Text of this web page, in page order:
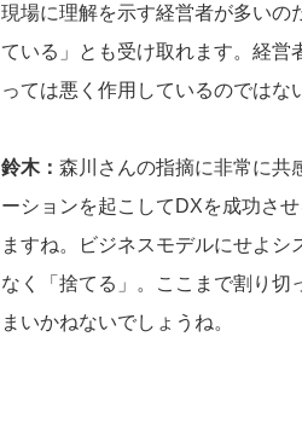
現場に理解を示す経営者が多いの
ている」とも受け取れます。経営
っては悪く作用しているのではな
鈴木： 森川さんの指摘に非常に共
ーションを起こしてDXを成功さ
ますね。ビジネスモデルにせよ
なく「捨てる」。ここまで割り切
まいかねないでしょうね。